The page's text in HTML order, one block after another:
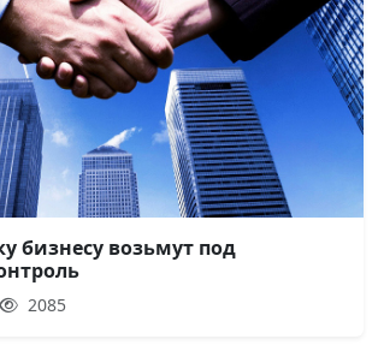
бизнесу возьмут под
2085